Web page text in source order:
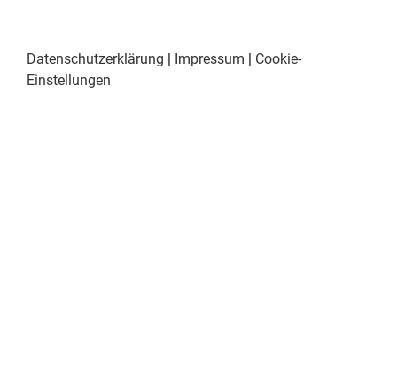
Datenschutzerklärung Impressum
Cookie-
Einstellungen